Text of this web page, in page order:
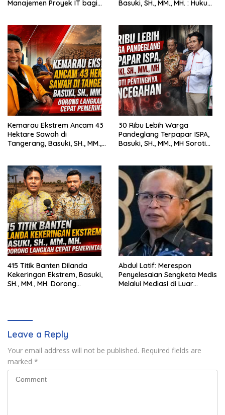
Manajemen Proyek IT bagi
Basuki, SH., MM., MH. : Hukum
Kemarau Ekstrem Ancam 43
Hektare Sawah di
Tangerang, Basuki, SH., MM.,
30 Ribu Lebih Warga
Pandeglang Terpapar ISPA,
Basuki, SH., MM., MH Soroti
415 Titik Banten Dilanda
Kekeringan Ekstrem, Basuki,
SH., MM., MH. Dorong
Abdul Latif: Merespon
Penyelesaian Sengketa Medis
Melalui Mediasi di Luar
Leave a Reply
Your email address will not be published. Required fields are
marked *